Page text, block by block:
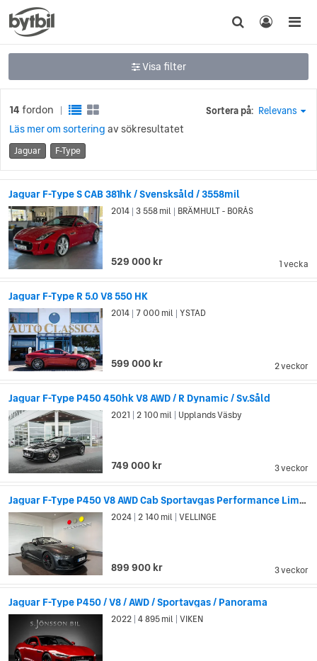
Visa filter
14 fordon Sortera på: Relevans
Läs mer om sortering av sökresultatet
Jaguar F-Type
Jaguar F-Type S CAB 381hk / Svensksåld / 3558mil
1 vecka
2014 3 558 mil BRÄMHULT - BORÅS
529 000 kr
Jaguar F-Type R 5.0 V8 550 HK
2 veckor
2014 7 000 mil YSTAD
599 000 kr
Jaguar F-Type P450 450hk V8 AWD / R Dynamic / Sv.Såld
3 veckor
2021 2 100 mil Upplands Väsby
749 000 kr
Jaguar F-Type P450 V8 AWD Cab Sportavgas Performance Limited Edition
3 veckor
2024 2 140 mil VELLINGE
899 900 kr
Jaguar F-Type P450 / V8 / AWD / Sportavgas / Panorama
2022 4 895 mil VIKEN